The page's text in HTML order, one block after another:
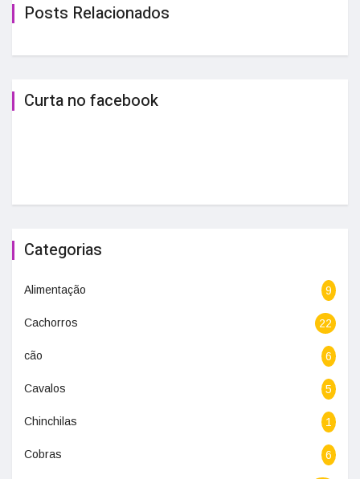
Posts Relacionados
Curta no facebook
Categorias
Alimentação 9
Cachorros 22
cão 6
Cavalos 5
Chinchilas 1
Cobras 6